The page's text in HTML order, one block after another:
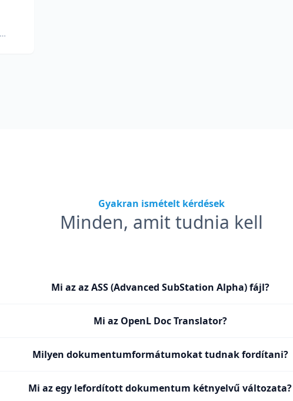
Gyakran ismételt kérdések
Minden, amit tudnia kell
Mi az az ASS (Advanced SubStation Alpha) fájl?
Mi az OpenL Doc Translator?
Milyen dokumentumformátumokat tudnak fordítani?
Mi az egy lefordított dokumentum kétnyelvű változata?